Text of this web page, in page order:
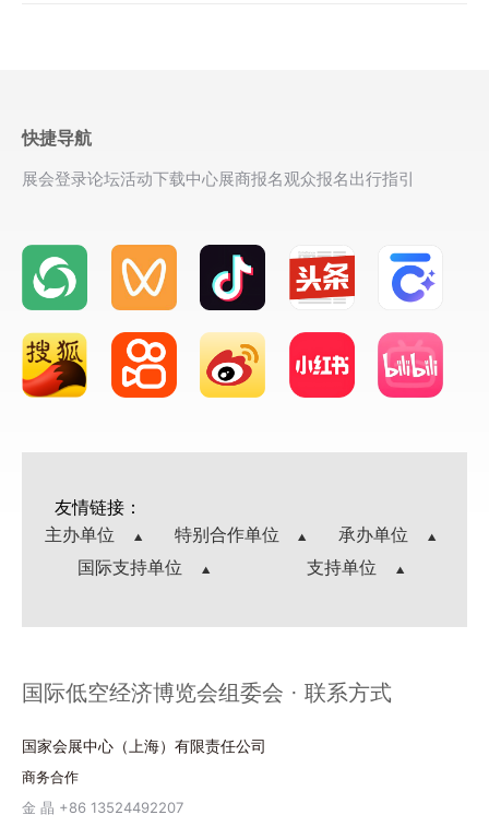
快捷导航
展会登录论坛活动下载中心展商报名观众报名出行指引
友情链接：
主办单位
特别合作单位
承办单位
国际支持单位
支持单位
国际低空经济博览会组委会 · 联系方式
国家会展中心（上海）有限责任公司
商务合作
金 晶 +86 13524492207